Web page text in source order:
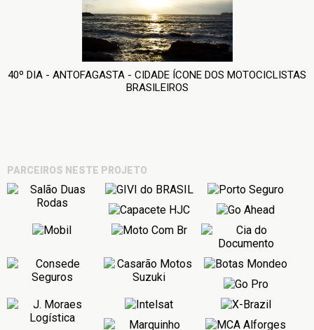
40º DIA - ANTOFAGASTA - CIDADE ÍCONE DOS MOTOCICLISTAS
BRASILEIROS
PARCEIROS NESTE PROJETO